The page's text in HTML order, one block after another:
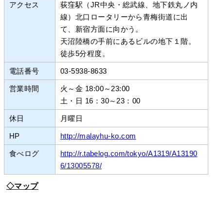
アクセス
荻窪駅（JR中央・総武線、地下鉄丸ノ内
線）北口ロータリーから青梅街道に出
て、新宿方面に向かう。
天沼陸橋の手前にあるビルの地下１階。
徒歩5分程度。
電話番号 03-5938-8633
営業時間
火～金 18:00～23:00
土・日 16：30～23：00
休日 月曜日
HP http://malayhu-ko.com
食べログ
http://r.tabelog.com/tokyo/A1319/A13190
6/13005578/
◇マップ